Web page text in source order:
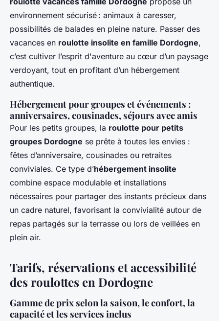
environnement sécurisé : animaux à caresser,
possibilités de balades en pleine nature. Passer des
vacances en roulotte insolite en famille Dordogne,
c’est cultiver l’esprit d'aventure au cœur d’un paysage
verdoyant, tout en profitant d’un hébergement
authentique.
Hébergement pour groupes et événements :
anniversaires, cousinades, séjours avec amis
Pour les petits groupes, la roulotte pour petits
groupes Dordogne se prête à toutes les envies :
fêtes d’anniversaire, cousinades ou retraites
conviviales. Ce type d’hébergement insolite
combine espace modulable et installations
nécessaires pour partager des instants précieux dans
un cadre naturel, favorisant la convivialité autour de
repas partagés sur la terrasse ou lors de veillées en
plein air.
Tarifs, réservations et accessibilité
des roulottes en Dordogne
Gamme de prix selon la saison, le confort, la
capacité et les services inclus